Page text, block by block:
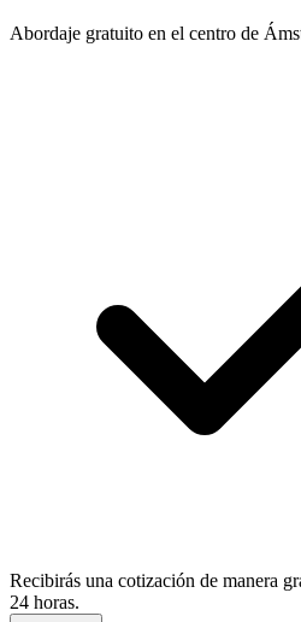
Abordaje gratuito en el centro de
Recibirás una cotización de manera
24 horas.